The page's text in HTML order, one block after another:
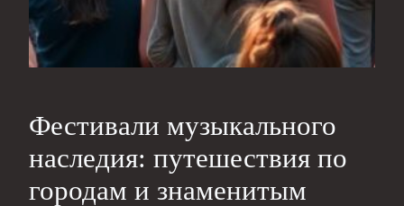
Фестивали музыкального
наследия: путешествия по
городам и знаменитым